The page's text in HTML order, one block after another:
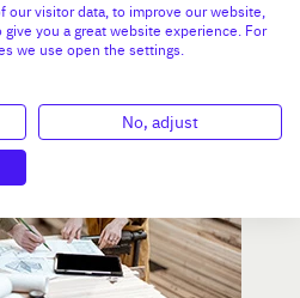
our visitor data, to improve our website,
you a great website experience. For
we use open the settings.
No, adjust